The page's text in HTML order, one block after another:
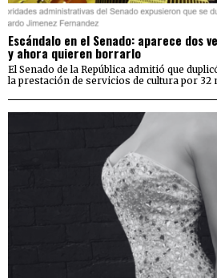
Escándalo en el Senado: aparece dos
y ahora quieren borrarlo
El Senado de la República admitió que
la prestación de servicios de cultura por 32